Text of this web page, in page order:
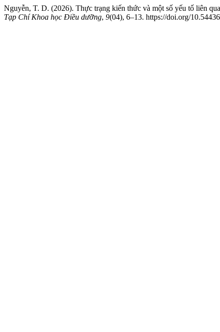
Nguyễn, T. D. (2026). Thực trạng kiến thức và một số yếu tố liên
Tạp Chí Khoa học Điều dưỡng, 9(04), 6–13. https://doi.org/